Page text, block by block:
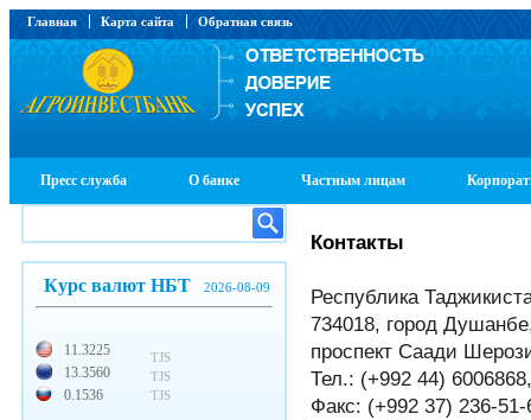
Главная Карта сайта Обратная связь
Пресс служба О банке Частным лицам
Курс валют НБТ 2026-08-09
11.3225
13.3560
0.1536
TJS
TJS
TJS
Контакты
Республика
734018, город
проспект Саади
Тел.: (+992 44)
Факс: (+992 37) 236-51-